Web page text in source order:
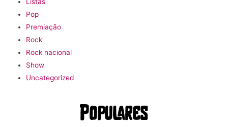
Pop
Premiação
Rock
Rock nacional
Show
Uncategorized
Populares